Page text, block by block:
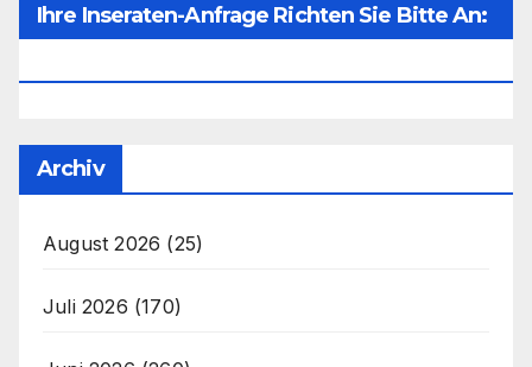
Ihre Inseraten-Anfrage Richten Sie Bitte An:
Archiv
August 2026 (25)
Juli 2026 (170)